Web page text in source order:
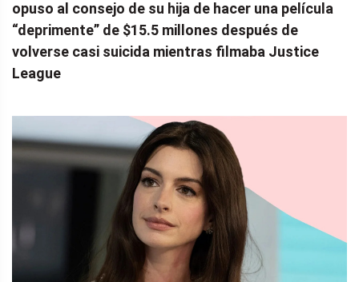
opuso al consejo de su hija de hacer una película
“deprimente” de $15.5 millones después de
volverse casi suicida mientras filmaba Justice
League